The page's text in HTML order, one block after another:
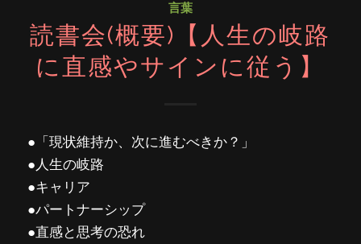
言葉
読書会(概要)【人生の岐路
に直感やサインに従う】
●「現状維持か、次に進むべきか？」
●人生の岐路
●キャリア
●パートナーシップ
●直感と思考の恐れ